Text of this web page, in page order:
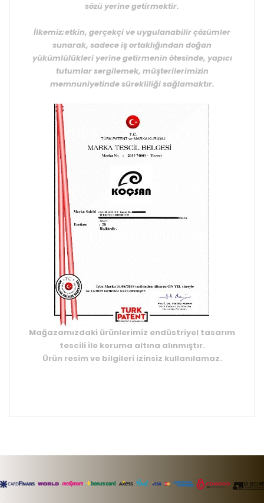
sözü yerine getirmektir.
İlkemiz;etkin, gerçekçi ve uygulanabilir çözümler
sunarak, sadece iş ortaklığından doğan
yükümlülükleri yerine getirmenin ötesinde, yapıcı
tutumlar sergilemek, müşterilerimizin
memnuniyetinde sürekliliği sağlamaktır.
Mağazamızdaki ürünlerimiz endüstriyel tasarım
tescili ile koruma altına alınmıştır.
Ürün resim ve bilgileri izinsiz kullanılamaz.